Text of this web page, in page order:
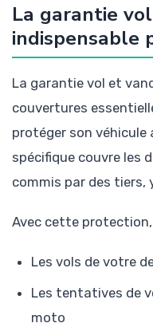
La garantie
indispensable
La garantie vol et
couvertures
protéger son
spécifique couvre les
commis par des tiers,
Avec cette
Les vols de votre
Les tentatives de
moto